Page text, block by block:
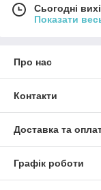
Сьогодні
Показати
Про нас
Контакти
Доставка та
Графік роботи